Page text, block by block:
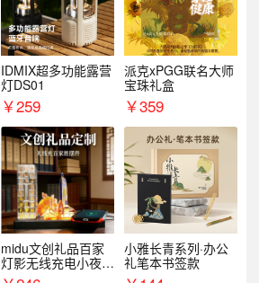
IDMIX超多功能露营
灯DS01
￥259
派克xPGG联名大师
宝珠礼盒
￥359
midu文创礼品百家
灯影无线充电小夜灯
纪念礼品定制
小雅长青系列·办公
礼笔本书签款